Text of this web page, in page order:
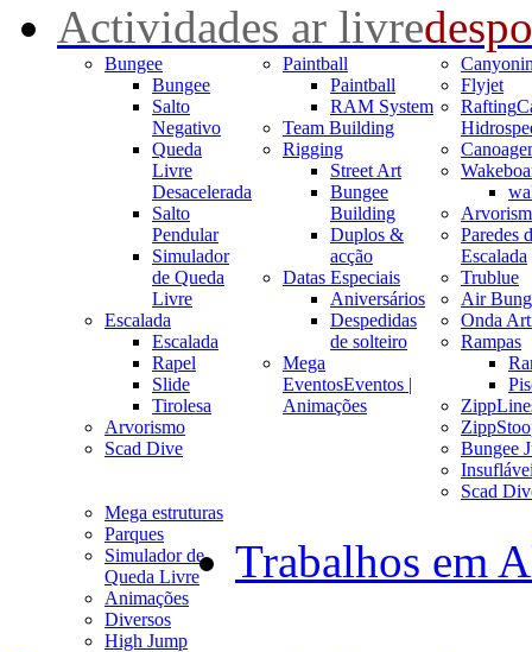
Actividades ar livre
Bungee
Bungee
Salto
Negativo
Queda
Livre
Desacelerada
Salto
Pendular
Simulador
de Queda
Livre
Escalada
Escalada
Rapel
Slide
Tirolesa
Arvorismo
Scad Dive
Paintball
Paintball
RAM System
Team Building
Rigging
Street Art
Bungee
Building
Duplos &
acção
Datas Especiais
Aniversários
Despedidas
de solteiro
Mega
EventosEventos |
Animações
Flyjet
Rafting
Paredes
Escalada
Trublue
Air
Onda
Rampas
Bungee
Scad
Mega estruturas
Parques
Simulador de
Queda Livre
Animações
Diversos
High Jump
Trabalhos em